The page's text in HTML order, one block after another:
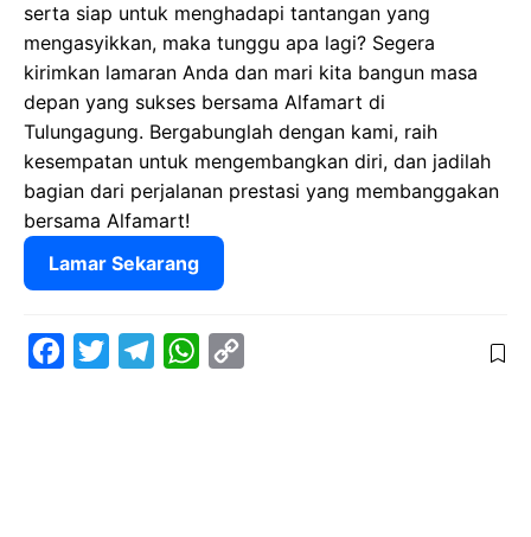
serta siap untuk menghadapi tantangan yang
mengasyikkan, maka tunggu apa lagi? Segera
kirimkan lamaran Anda dan mari kita bangun masa
depan yang sukses bersama Alfamart di
Tulungagung. Bergabunglah dengan kami, raih
kesempatan untuk mengembangkan diri, dan jadilah
bagian dari perjalanan prestasi yang membanggakan
bersama Alfamart!
Lamar Sekarang
W